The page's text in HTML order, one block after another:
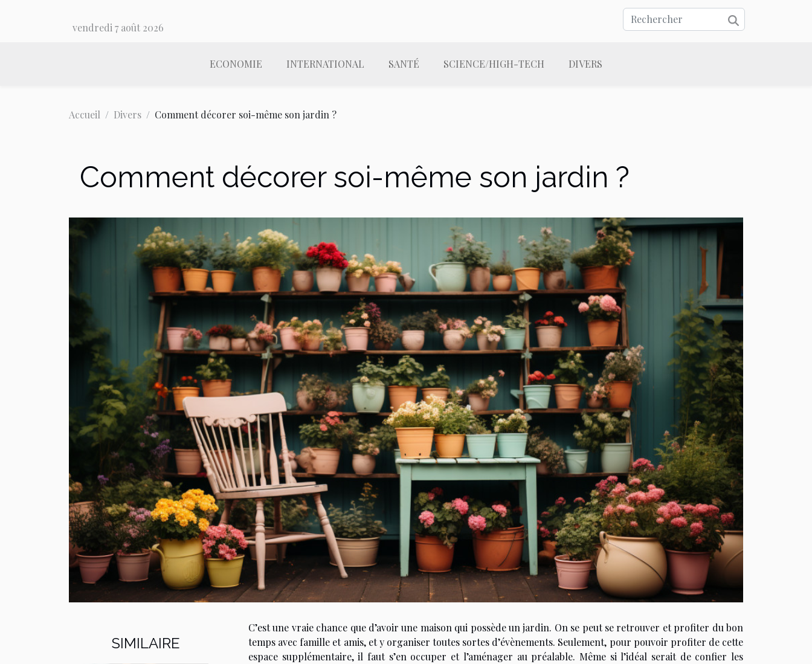
vendredi 7 août 2026
ECONOMIE INTERNATIONAL SANTÉ SCIENCE/HIGH-TECH DIVERS
Accueil Divers Comment décorer soi-même son jardin ?
Comment décorer soi-même son jardin ?
SIMILAIRE
C’est une vraie chance que d’avoir une maison qui possède un jardin. On se peut se retrouver et profiter du bon
temps avec famille et amis, et y organiser toutes sortes d’évènements. Seulement, pour pouvoir profiter de cette
espace supplémentaire, il faut s’en occuper et l’aménager au préalable. Même si l’idéal serait de confier les